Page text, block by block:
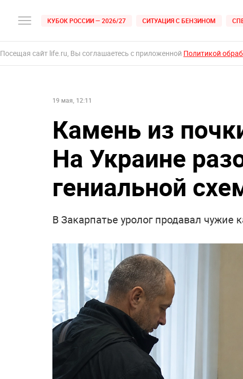
КУБОК РОССИИ — 2026/27 СИТУАЦИЯ С БЕНЗИНОМ
Посещая сайт life.ru, Вы соглашаетесь с приложенной Политикой
19 мая, 12:11
Камень из
На Украине
гениальной
В Закарпатье уролог продавал чужие